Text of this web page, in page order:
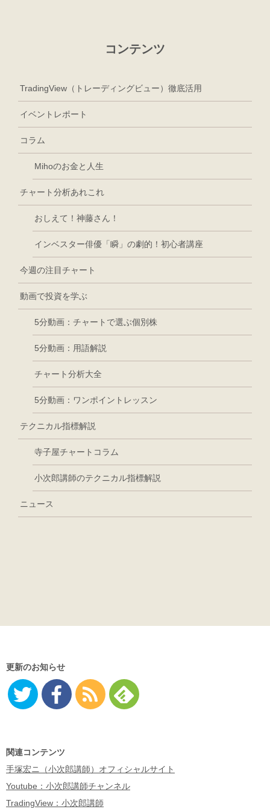
コンテンツ
TradingView（トレーディングビュー）徹底活用
イベントレポート
コラム
Mihoのお金と人生
チャート分析あれこれ
おしえて！神藤さん！
インベスター俳優「瞬」の劇的！初心者講座
今週の注目チャート
動画で投資を学ぶ
5分動画：チャートで選ぶ個別株
5分動画：用語解説
チャート分析大全
5分動画：ワンポイントレッスン
テクニカル指標解説
寺子屋チャートコラム
小次郎講師のテクニカル指標解説
ニュース
更新のお知らせ
関連コンテンツ
手塚宏ニ（小次郎講師）オフィシャルサイト
Youtube：小次郎講師チャンネル
TradingView：小次郎講師